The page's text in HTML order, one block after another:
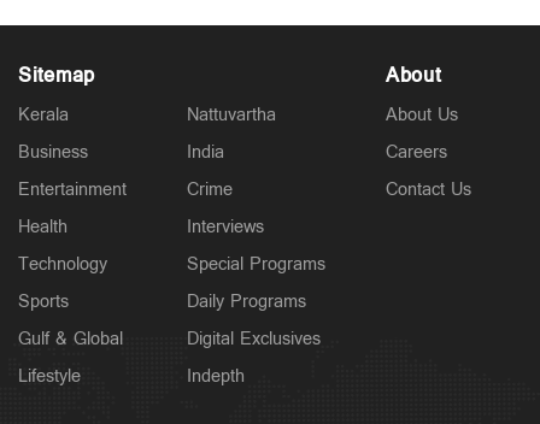
Sitemap
Kerala
Business
Entertainment
Health
Technology
Sports
Gulf & Global
Lifestyle
Nattuvartha
India
Crime
Interviews
Special Programs
Daily Programs
Digital Exclusives
Indepth
About
About Us
Careers
Contact Us